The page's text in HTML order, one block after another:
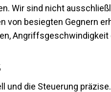
Wir sind nicht
von besiegten Gegnern
und die Steuerung